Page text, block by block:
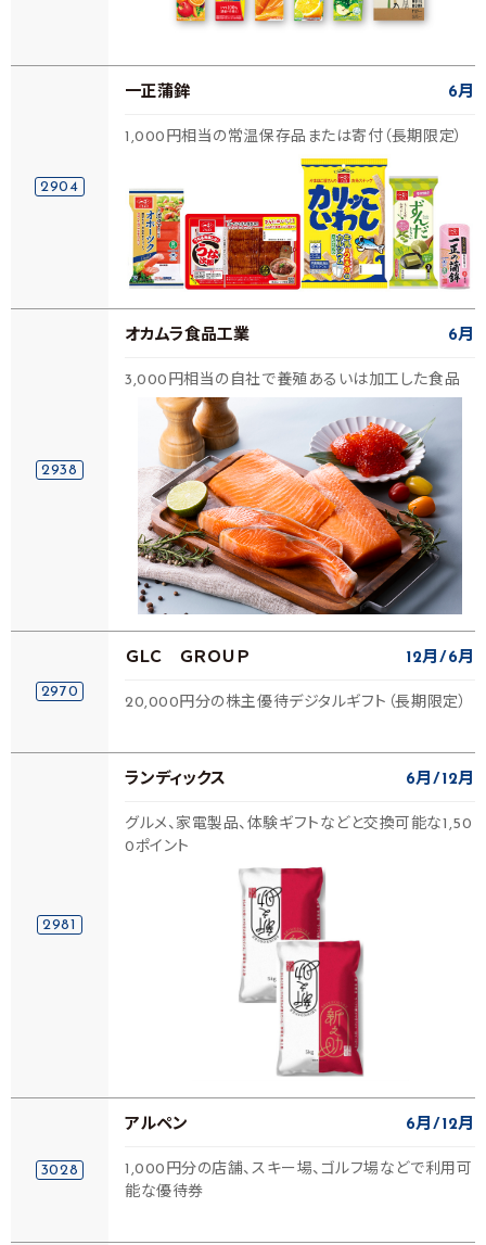
2904
一正蒲鉾 6月
1,000円相当の常温保存品または寄付（長期限定）
2938
オカムラ食品工業 6月
3,000円相当の自社で養殖あるいは加工した食品
2970
ＧＬＣ ＧＲＯＵＰ 12月 6月
20,000円分の株主優待デジタルギフト（長期限定）
2981
ランディックス 6月 12月
グルメ、家電製品、体験ギフトなどと交換可能な1,50
0ポイント
3028
アルペン 6月 12月
1,000円分の店舗、スキー場、ゴルフ場などで利用可
能な優待券